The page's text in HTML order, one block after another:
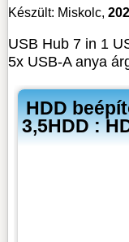
Készült: Miskolc,
USB Hub 7 in 1
5x USB-A anya
HDD
3,5HDD :